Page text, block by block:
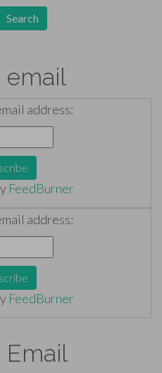
email
address:
FeedBurner
address:
FeedBurner
Email